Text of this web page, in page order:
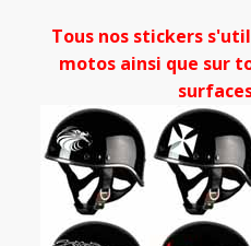
Tous nos stickers
motos ainsi que sur